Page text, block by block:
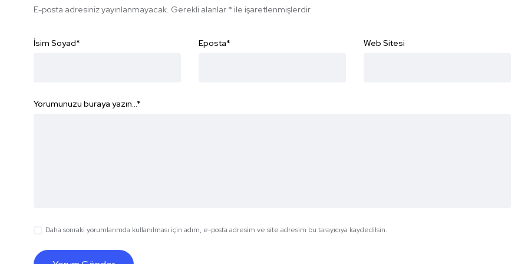
E-posta adresiniz yayınlanmayacak. Gerekli alanlar * ile işaretlenmişlerdir
İsim Soyad* Eposta* Web Sitesi
Yorumunuzu buraya yazın...*
Daha sonraki yorumlarımda kullanılması için adım, e-posta adresim ve site adresim bu tarayıcıya kaydedilsin.